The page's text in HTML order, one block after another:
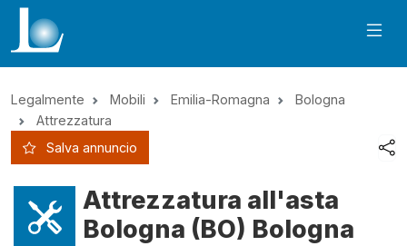
Legalmente Mobili Emilia-Romagna
Bologna
Attrezzatura
Salva annuncio
Attrezzatura all'asta
Bologna (BO) Bologna